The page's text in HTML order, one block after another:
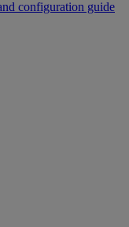
configuration guide